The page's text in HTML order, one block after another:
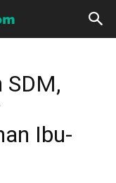
SDM,
Ibu-